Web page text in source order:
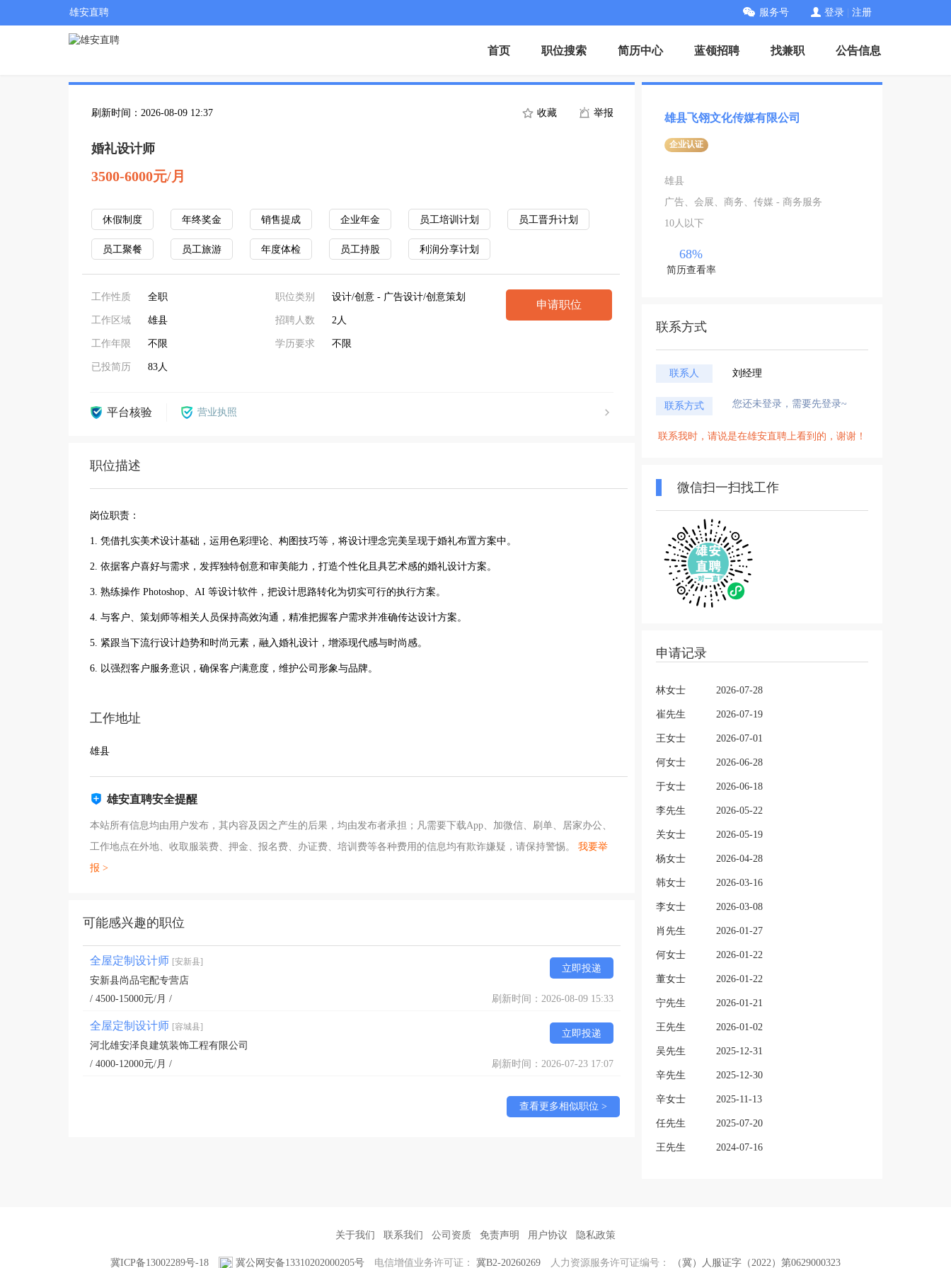
雄安直聘 服务号 登录 注册
首页 职位搜索 简历中心 蓝领招聘 找兼职 公告信息
刷新时间：2026-08-09 12:37 收藏 举报
婚礼设计师
3500-6000元/月
休假制度 年终奖金 销售提成 企业年金 员工培训计划 员工晋升计划
员工聚餐 员工旅游 年度体检 员工持股 利润分享计划
工作性质 全职
工作区域 雄县
工作年限 不限
已投简历 83人
职位类别 设计/创意 - 广告设计/创意策划
招聘人数 2人
学历要求 不限
申请职位
平台核验 营业执照
职位描述
岗位职责：
1. 凭借扎实美术设计基础，运用色彩理论、构图技巧等，将设计理念完美呈现于婚礼布置方案中。
2. 依据客户喜好与需求，发挥独特创意和审美能力，打造个性化且具艺术感的婚礼设计方案。
3. 熟练操作 Photoshop、AI 等设计软件，把设计思路转化为切实可行的执行方案。
4. 与客户、策划师等相关人员保持高效沟通，精准把握客户需求并准确传达设计方案。
5. 紧跟当下流行设计趋势和时尚元素，融入婚礼设计，增添现代感与时尚感。
6. 以强烈客户服务意识，确保客户满意度，维护公司形象与品牌。
工作地址
雄县
雄安直聘安全提醒
本站所有信息均由用户发布，其内容及因之产生的后果，均由发布者承担；凡需要下载App、加微信、刷单、居家办公、
工作地点在外地、收取服装费、押金、报名费、办证费、培训费等各种费用的信息均有欺诈嫌疑，请保持警惕。 我要举
报 >
可能感兴趣的职位
全屋定制设计师 [安新县]
立即投递
安新县尚品宅配专营店
/ 4500-15000元/月 /
刷新时间：2026-08-09 15:33
全屋定制设计师 [容城县]
立即投递
河北雄安泽良建筑装饰工程有限公司
/ 4000-12000元/月 /
刷新时间：2026-07-23 17:07
查看更多相似职位 >
雄县飞翎文化传媒有限公司
企业认证
雄县
广告、会展、商务、传媒 - 商务服务
10人以下
68%
简历查看率
联系方式
联系人 刘经理
联系方式 您还未登录，需要先登录~
联系我时，请说是在雄安直聘上看到的，谢谢！
微信扫一扫找工作
申请记录
林女士 2026-07-28
崔先生 2026-07-19
王女士 2026-07-01
何女士 2026-06-28
于女士 2026-06-18
李先生 2026-05-22
关女士 2026-05-19
杨女士 2026-04-28
韩女士 2026-03-16
李女士 2026-03-08
肖先生 2026-01-27
何女士 2026-01-22
董女士 2026-01-22
宁先生 2026-01-21
王先生 2026-01-02
吴先生 2025-12-31
辛先生 2025-12-30
辛女士 2025-11-13
任先生 2025-07-20
王先生 2024-07-16
关于我们 联系我们 公司资质 免责声明 用户协议 隐私政策
冀ICP备13002289号-18 冀公网安备13310202000205号 电信增值业务许可证： 冀B2-20260269 人力资源服务许可证编号： （冀）人服证字（2022）第0629000323